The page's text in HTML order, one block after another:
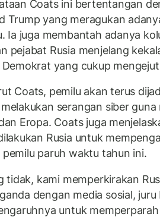
Coats ini bertentangan
Trump yang meragukan
Ia juga membantah adanya
pejabat Rusia menjelang
Demokrat yang cukup
Coats, pemilu akan terus
serangan siber
Eropa. Coats juga
Rusia untuk
pemilu paruh waktu tahun ini.
tidak, kami memperkirakan
dengan media sosial,
untuk